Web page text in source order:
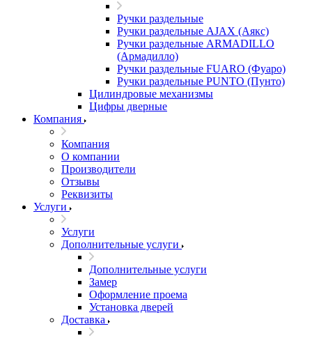
Ручки раздельные
Ручки раздельные AJAX (Аякс)
Ручки раздельные ARMADILLO
(Армадилло)
Ручки раздельные FUARO (Фуаро)
Ручки раздельные PUNTO (Пунто)
Цилиндровые механизмы
Цифры дверные
Компания
Компания
О компании
Производители
Отзывы
Реквизиты
Услуги
Услуги
Дополнительные услуги
Дополнительные услуги
Замер
Оформление проема
Установка дверей
Доставка